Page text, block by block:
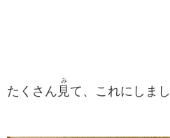
たくさん 見
み
て、これにしまし